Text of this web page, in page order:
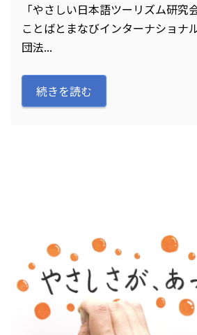
「やさしい日本語ツーリズム研究
ことばとまなびインターナショナ
団法...
続きを読む